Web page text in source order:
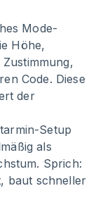
Mode-
Höhe,
Code. Diese
der
Setup
als
Sprich:
baut schneller